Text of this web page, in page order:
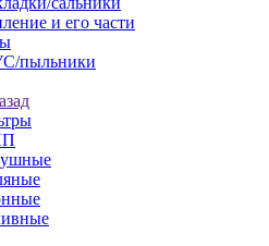
и его части
пыльники